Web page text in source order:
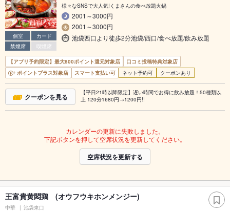
個室
カード
禁煙席
喫煙席
様々なSNSで大人気!くまさんの食べ放題火鍋
2001～3000円
2001～3000円
池袋西口より徒歩2分池袋/西口/食べ放題/飲み放題
【アプリ予約限定】最大800ポイント還元対象店
口コミ投稿特典対象店
ポイントプラス対象店
スマート支払い可 ネット予約可 クーポンあり
クーポンを見る
【平日21時以降限定】遅い時間でお得に飲み放題！50種類以
上 120分1680円→1200円!!
カレンダーの更新に失敗しました。
下記ボタンを押して空席状況を更新してください。
空席状況を更新する
王富貴黄悶鶏 (オウフウキホンメンジー)
中華 池袋東口